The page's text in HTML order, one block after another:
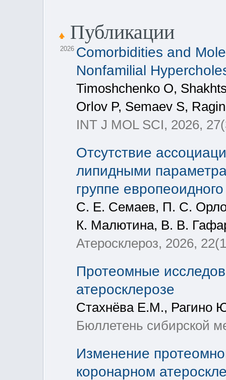
Публикации
2026 Comorbidities and
Nonfamilial
Timoshchenko O,
Orlov P, Semaev S,
INT J MOL SCI, 2026,
Отсутствие
липидными
группе
С. Е. Семаев, П. С.
К. Малютина, В. В.
Атеросклероз, 2026,
Протеомные
атеросклерозе
Стахнёва Е.М., Рагино
Бюллетень сибирской
Изменение
коронарном